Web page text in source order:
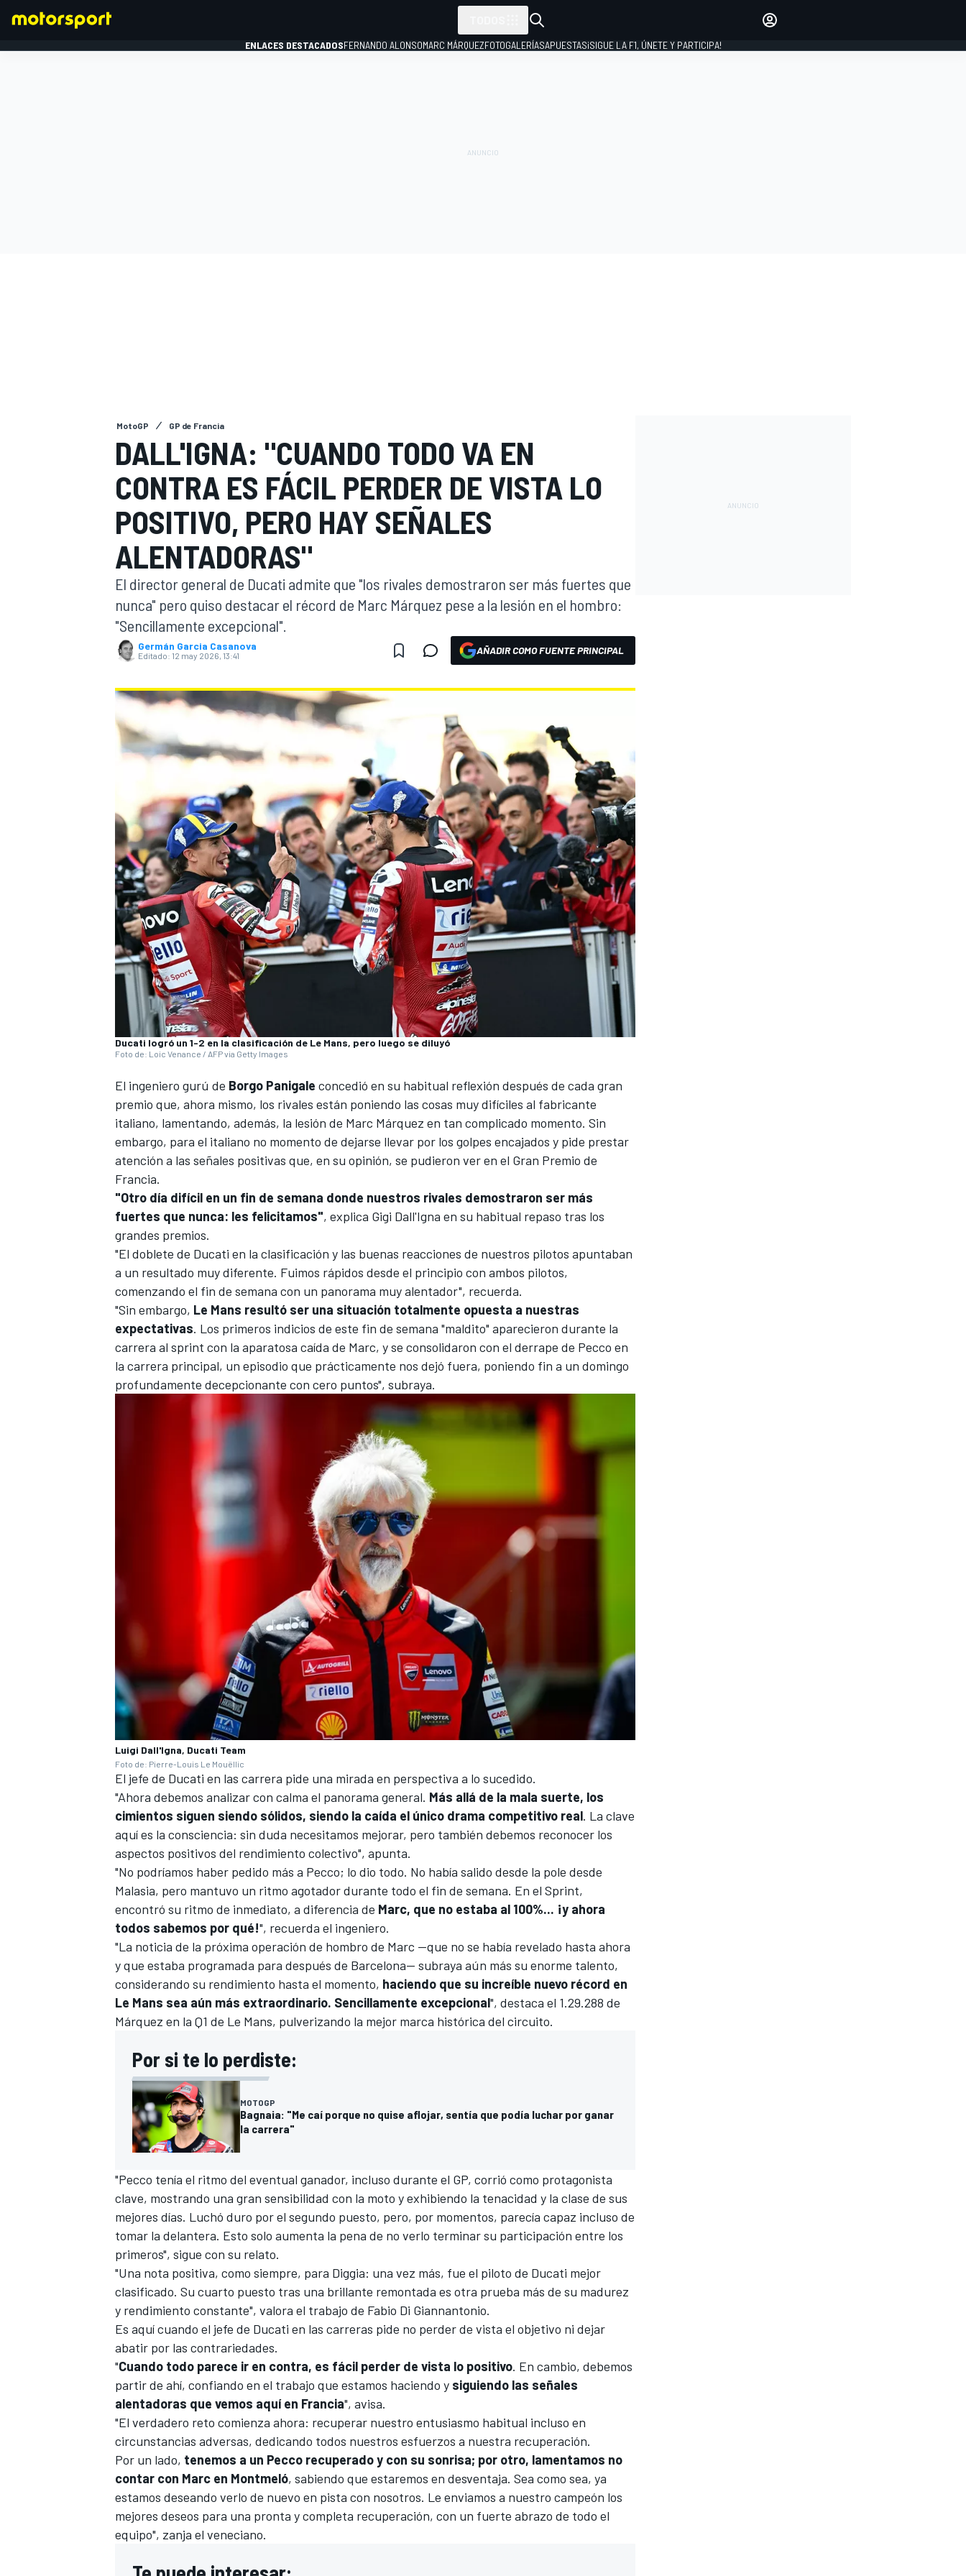
ENLACES DESTACADOSFERNANDO ALONSOMARC MÁRQUEZFOTOGALERÍASAPUESTAS¡SIGUE LA F1, ÚNETE Y PARTICIPA!
MotoGP GP de Francia
DALL'IGNA: "CUANDO TODO VA EN
CONTRA ES FÁCIL PERDER DE VISTA LO
POSITIVO, PERO HAY SEÑALES
ALENTADORAS"
El director general de Ducati admite que "los rivales demostraron ser más fuertes que
nunca" pero quiso destacar el récord de Marc Márquez pese a la lesión en el hombro:
"Sencillamente excepcional".
Germán Garcia Casanova
Editado: 12 may 2026, 13:41 AÑADIR COMO FUENTE PRINCIPAL
Ducati logró un 1-2 en la clasificación de Le Mans, pero luego se diluyó
Foto de: Loic Venance / AFP via Getty Images
El ingeniero gurú de Borgo Panigale concedió en su habitual reflexión después de cada gran
premio que, ahora mismo, los rivales están poniendo las cosas muy difíciles al fabricante
italiano, lamentando, además, la lesión de Marc Márquez en tan complicado momento. Sin
embargo, para el italiano no momento de dejarse llevar por los golpes encajados y pide prestar
atención a las señales positivas que, en su opinión, se pudieron ver en el Gran Premio de
Francia.
"Otro día difícil en un fin de semana donde nuestros rivales demostraron ser más
fuertes que nunca: les felicitamos", explica Gigi Dall'Igna en su habitual repaso tras los
grandes premios.
"El doblete de Ducati en la clasificación y las buenas reacciones de nuestros pilotos apuntaban
a un resultado muy diferente. Fuimos rápidos desde el principio con ambos pilotos,
comenzando el fin de semana con un panorama muy alentador", recuerda.
"Sin embargo, Le Mans resultó ser una situación totalmente opuesta a nuestras
expectativas. Los primeros indicios de este fin de semana "maldito" aparecieron durante la
carrera al sprint con la aparatosa caída de Marc, y se consolidaron con el derrape de Pecco en
la carrera principal, un episodio que prácticamente nos dejó fuera, poniendo fin a un domingo
profundamente decepcionante con cero puntos", subraya.
Luigi Dall'Igna, Ducati Team
Foto de: Pierre-Louis Le Mouëllic
El jefe de Ducati en las carrera pide una mirada en perspectiva a lo sucedido.
"Ahora debemos analizar con calma el panorama general. Más allá de la mala suerte, los
cimientos siguen siendo sólidos, siendo la caída el único drama competitivo real. La clave
aquí es la consciencia: sin duda necesitamos mejorar, pero también debemos reconocer los
aspectos positivos del rendimiento colectivo", apunta.
"No podríamos haber pedido más a Pecco; lo dio todo. No había salido desde la pole desde
Malasia, pero mantuvo un ritmo agotador durante todo el fin de semana. En el Sprint,
encontró su ritmo de inmediato, a diferencia de Marc, que no estaba al 100%... ¡y ahora
todos sabemos por qué!", recuerda el ingeniero.
"La noticia de la próxima operación de hombro de Marc —que no se había revelado hasta ahora
y que estaba programada para después de Barcelona— subraya aún más su enorme talento,
considerando su rendimiento hasta el momento, haciendo que su increíble nuevo récord en
Le Mans sea aún más extraordinario. Sencillamente excepcional", destaca el 1.29.288 de
Márquez en la Q1 de Le Mans, pulverizando la mejor marca histórica del circuito.
Por si te lo perdiste:
MOTOGP
Bagnaia: "Me caí porque no quise aflojar, sentía que podía luchar por ganar
la carrera"
"Pecco tenía el ritmo del eventual ganador, incluso durante el GP, corrió como protagonista
clave, mostrando una gran sensibilidad con la moto y exhibiendo la tenacidad y la clase de sus
mejores días. Luchó duro por el segundo puesto, pero, por momentos, parecía capaz incluso de
tomar la delantera. Esto solo aumenta la pena de no verlo terminar su participación entre los
primeros", sigue con su relato.
"Una nota positiva, como siempre, para Diggia: una vez más, fue el piloto de Ducati mejor
clasificado. Su cuarto puesto tras una brillante remontada es otra prueba más de su madurez
y rendimiento constante", valora el trabajo de Fabio Di Giannantonio.
Es aquí cuando el jefe de Ducati en las carreras pide no perder de vista el objetivo ni dejar
abatir por las contrariedades.
"Cuando todo parece ir en contra, es fácil perder de vista lo positivo. En cambio, debemos
partir de ahí, confiando en el trabajo que estamos haciendo y siguiendo las señales
alentadoras que vemos aquí en Francia", avisa.
"El verdadero reto comienza ahora: recuperar nuestro entusiasmo habitual incluso en
circunstancias adversas, dedicando todos nuestros esfuerzos a nuestra recuperación.
Por un lado, tenemos a un Pecco recuperado y con su sonrisa; por otro, lamentamos no
contar con Marc en Montmeló, sabiendo que estaremos en desventaja. Sea como sea, ya
estamos deseando verlo de nuevo en pista con nosotros. Le enviamos a nuestro campeón los
mejores deseos para una pronta y completa recuperación, con un fuerte abrazo de todo el
equipo", zanja el veneciano.